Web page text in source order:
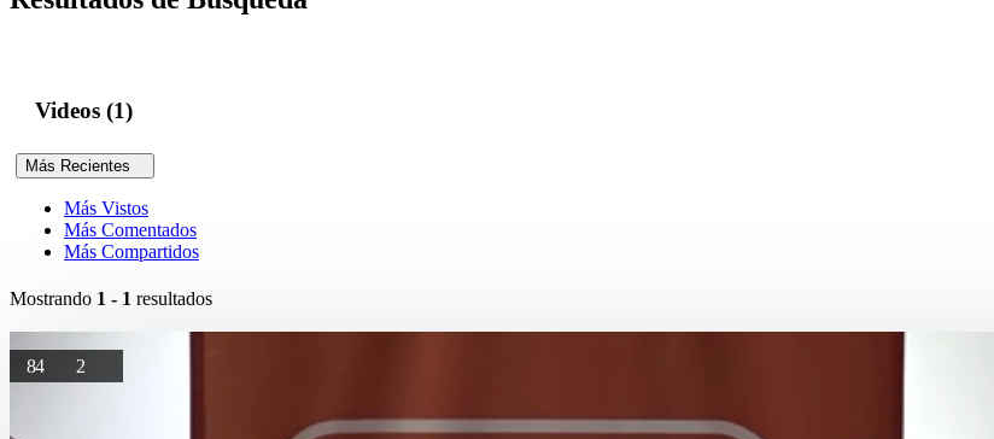
Videos (1)
Más Recientes
Más Vistos
Más Comentados
Más Compartidos
Mostrando 1 - 1 resultados
84 2